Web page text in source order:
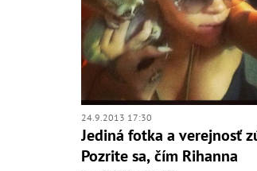
24.9.2013 17:30
Jediná fotka a verejnosť
Pozrite sa, čím Rihanna